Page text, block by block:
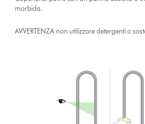
morbida.
AVVERTENZA non utilizzare detergenti o